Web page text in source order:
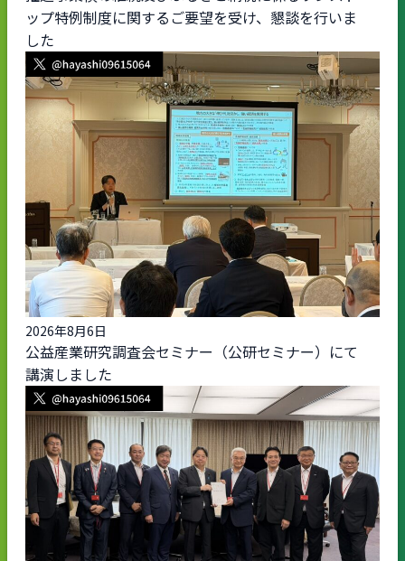
ップ特例制度に関するご要望を受け、懇談を行いま
した
2026年8月6日
公益産業研究調査会セミナー（公研セミナー）にて
講演しました